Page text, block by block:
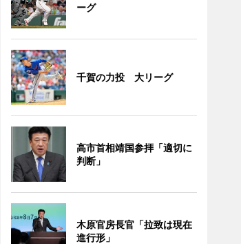
ーグ
千賀の力投 大リーグ
高市首相靖国参拝「適切に
判断」
木原官房長官「拉致は現在
進行形」